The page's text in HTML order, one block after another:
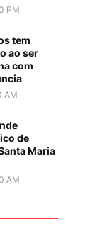
PM
tem
ao ser
com
AM
de
Maria
AM